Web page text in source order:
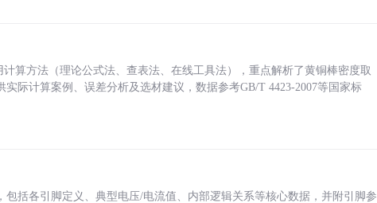
算方法（理论公式法、查表法、在线工具法），重点解析了黄铜棒密度取
实际计算案例、误差分析及选材建议，数据参考GB/T 4423-2007等国家标
包括各引脚定义、典型电压/电流值、内部逻辑关系等核心数据，并附引脚参